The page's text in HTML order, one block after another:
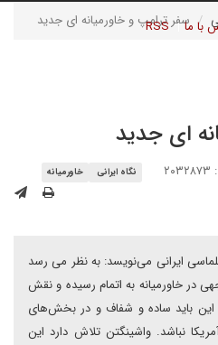
با ما RSS
سفر ترامپ و خاورمیانه ای جدید
ای جدید
نگاه ایرانی خاورمیانه
ایرانی می‌نویسد: به نظر می رسد
در خاورمیانه به اتمام رسیده و نقش
باید ساده و شفاف و در بخش‌های
نباشد. واشینگتن تلاش دارد این